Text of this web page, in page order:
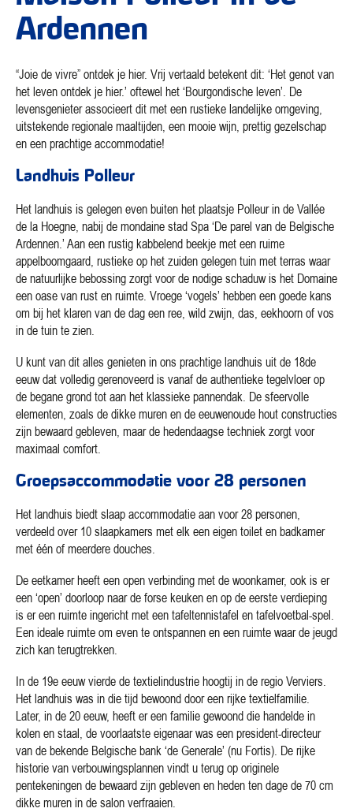
Ardennen
“Joie de vivre” ontdek je hier. Vrij vertaald betekent dit: ‘Het genot van
het leven ontdek je hier.’ oftewel het ‘Bourgondische leven’. De
levensgenieter associeert dit met een rustieke landelijke omgeving,
uitstekende regionale maaltijden, een mooie wijn, prettig gezelschap
en een prachtige accommodatie!
Landhuis Polleur
Het landhuis is gelegen even buiten het plaatsje Polleur in de Vallée
de la Hoegne, nabij de mondaine stad Spa ‘De parel van de Belgische
Ardennen.’ Aan een rustig kabbelend beekje met een ruime
appelboomgaard, rustieke op het zuiden gelegen tuin met terras waar
de natuurlijke bebossing zorgt voor de nodige schaduw is het Domaine
een oase van rust en ruimte. Vroege ‘vogels’ hebben een goede kans
om bij het klaren van de dag een ree, wild zwijn, das, eekhoorn of vos
in de tuin te zien.
U kunt van dit alles genieten in ons prachtige landhuis uit de 18de
eeuw dat volledig gerenoveerd is vanaf de authentieke tegelvloer op
de begane grond tot aan het klassieke pannendak. De sfeervolle
elementen, zoals de dikke muren en de eeuwenoude hout constructies
zijn bewaard gebleven, maar de hedendaagse techniek zorgt voor
maximaal comfort.
Groepsaccommodatie voor 28 personen
Het landhuis biedt slaap accommodatie aan voor 28 personen,
verdeeld over 10 slaapkamers met elk een eigen toilet en badkamer
met één of meerdere douches.
De eetkamer heeft een open verbinding met de woonkamer, ook is er
een ‘open’ doorloop naar de forse keuken en op de eerste verdieping
is er een ruimte ingericht met een tafeltennistafel en tafelvoetbal-spel.
Een ideale ruimte om even te ontspannen en een ruimte waar de jeugd
zich kan terugtrekken.
In de 19e eeuw vierde de textielindustrie hoogtij in de regio Verviers.
Het landhuis was in die tijd bewoond door een rijke textielfamilie.
Later, in de 20 eeuw, heeft er een familie gewoond die handelde in
kolen en staal, de voorlaatste eigenaar was een president-directeur
van de bekende Belgische bank ‘de Generale’ (nu Fortis). De rijke
historie van verbouwingsplannen vindt u terug op originele
pentekeningen de bewaard zijn gebleven en heden ten dage de 70 cm
dikke muren in de salon verfraaien.